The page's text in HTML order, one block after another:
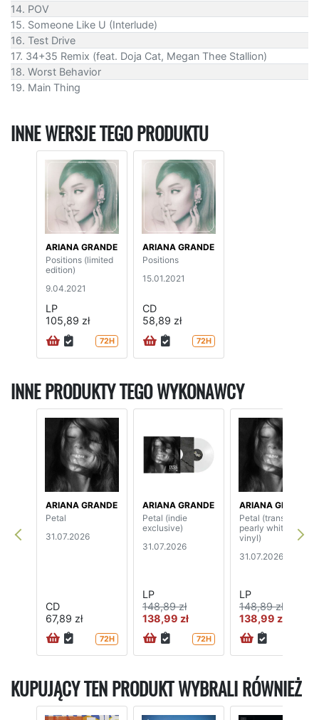
14. POV
15. Someone Like U (Interlude)
16. Test Drive
17. 34+35 Remix (feat. Doja Cat, Megan Thee Stallion)
18. Worst Behavior
19. Main Thing
INNE WERSJE TEGO PRODUKTU
ARIANA GRANDE
Positions (limited
edition)
9.04.2021
LP
105,89 zł
72H
ARIANA GRANDE
Positions
15.01.2021
CD
58,89 zł
72H
INNE PRODUKTY TEGO WYKONAWCY
ARIANA GRANDE
Petal
31.07.2026
CD
67,89 zł
72H
ARIANA GRANDE
Petal (indie
exclusive)
31.07.2026
LP
148,89 zł
138,99 zł
72H
ARIANA GRANDE
Petal (translucent
pearly white
vinyl)
31.07.2026
LP
148,89 zł
138,99 zł
KUPUJĄCY TEN PRODUKT WYBRALI RÓWNIEŻ